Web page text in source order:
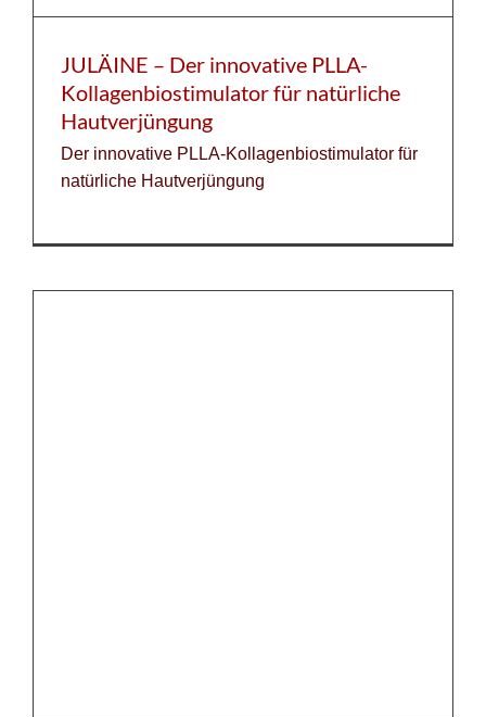
JULÄINE – Der innovative PLLA-
Kollagenbiostimulator für natürliche
Hautverjüngung
Der innovative PLLA-Kollagenbiostimulator für
natürliche Hautverjüngung